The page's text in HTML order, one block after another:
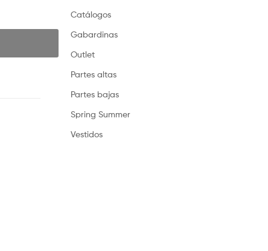
Catálogos
Gabardinas
Outlet
Partes altas
Partes bajas
Spring Summer
Vestidos